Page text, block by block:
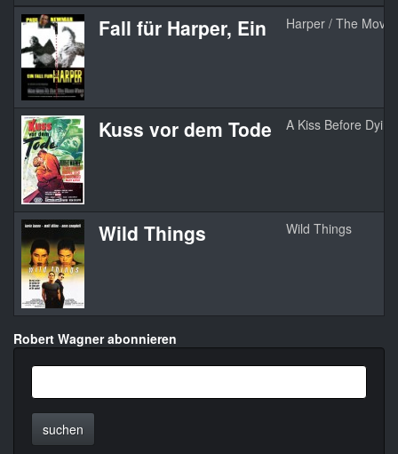
Fall für Harper, Ein Harper / The
Kuss vor dem Tode A Kiss Before Dying
Wild Things Wild Things
Robert Wagner abonnieren
suchen